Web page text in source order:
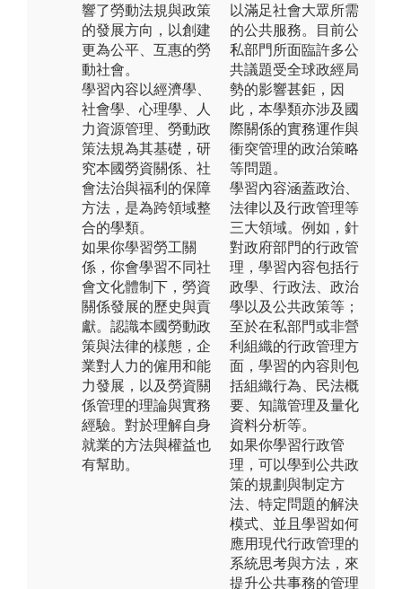
響了勞動法規與政策
的發展方向，以創建
更為公平、互惠的勞
動社會。
學習內容以經濟學、
社會學、心理學、人
力資源管理、勞動政
策法規為其基礎，研
究本國勞資關係、社
會法治與福利的保障
方法，是為跨領域整
合的學類。
如果你學習勞工關
係，你會學習不同社
會文化體制下，勞資
關係發展的歷史與貢
獻。認識本國勞動政
策與法律的樣態，企
業對人力的僱用和能
力發展，以及勞資關
係管理的理論與實務
經驗。對於理解自身
就業的方法與權益也
有幫助。
以滿足社會大眾所需
的公共服務。目前公
私部門所面臨許多公
共議題受全球政經局
勢的影響甚鉅，因
此，本學類亦涉及國
際關係的實務運作與
衝突管理的政治策略
等問題。
學習內容涵蓋政治、
法律以及行政管理等
三大領域。例如，針
對政府部門的行政管
理，學習內容包括行
政學、行政法、政治
學以及公共政策等；
至於在私部門或非營
利組織的行政管理方
面，學習的內容則包
括組織行為、民法概
要、知識管理及量化
資料分析等。
如果你學習行政管
理，可以學到公共政
策的規劃與制定方
法、特定問題的解決
模式、並且學習如何
應用現代行政管理的
系統思考與方法，來
提升公共事務的管理